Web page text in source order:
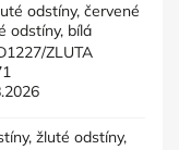
odstíny, červené
odstíny, bílá
ZLUTA
žluté odstíny,